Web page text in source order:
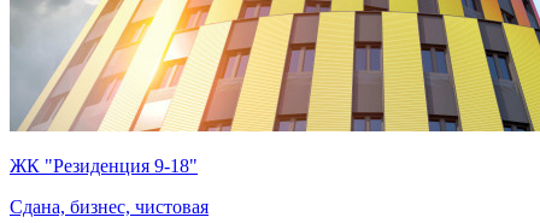
ЖК "Резиденция 9-18"
Сдана, бизнес, чистовая